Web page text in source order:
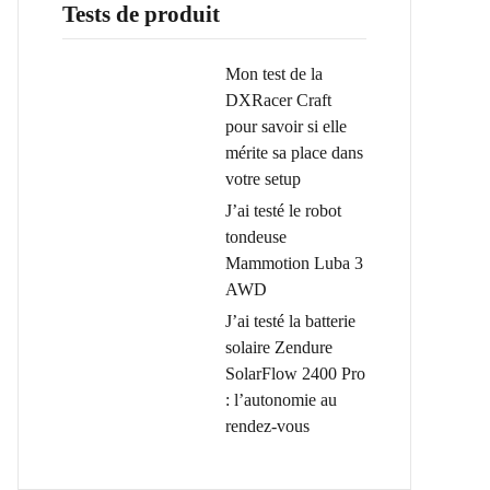
Tests de produit
Mon test de la
DXRacer Craft
pour savoir si elle
mérite sa place dans
votre setup
J’ai testé le robot
tondeuse
Mammotion Luba 3
AWD
J’ai testé la batterie
solaire Zendure
SolarFlow 2400 Pro
: l’autonomie au
rendez-vous